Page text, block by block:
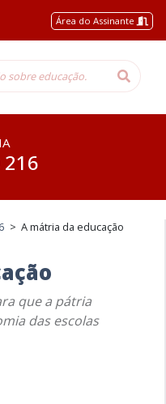
Área do Assinante
216
> A mátria da educação
que a pátria
das escolas